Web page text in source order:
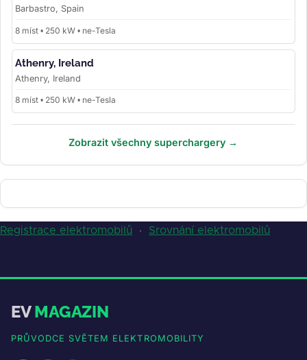
Barbastro, Spain
8 míst • 250 kW • ne-Tesla
Athenry, Ireland
Athenry, Ireland
8 míst • 250 kW • ne-Tesla
Zobrazit všechny superchargery →
Registrace elektromobilů · Srovnání elektromobilů
EVMAGAZIN
PRŮVODCE SVĚTEM ELEKTROMOBILITY